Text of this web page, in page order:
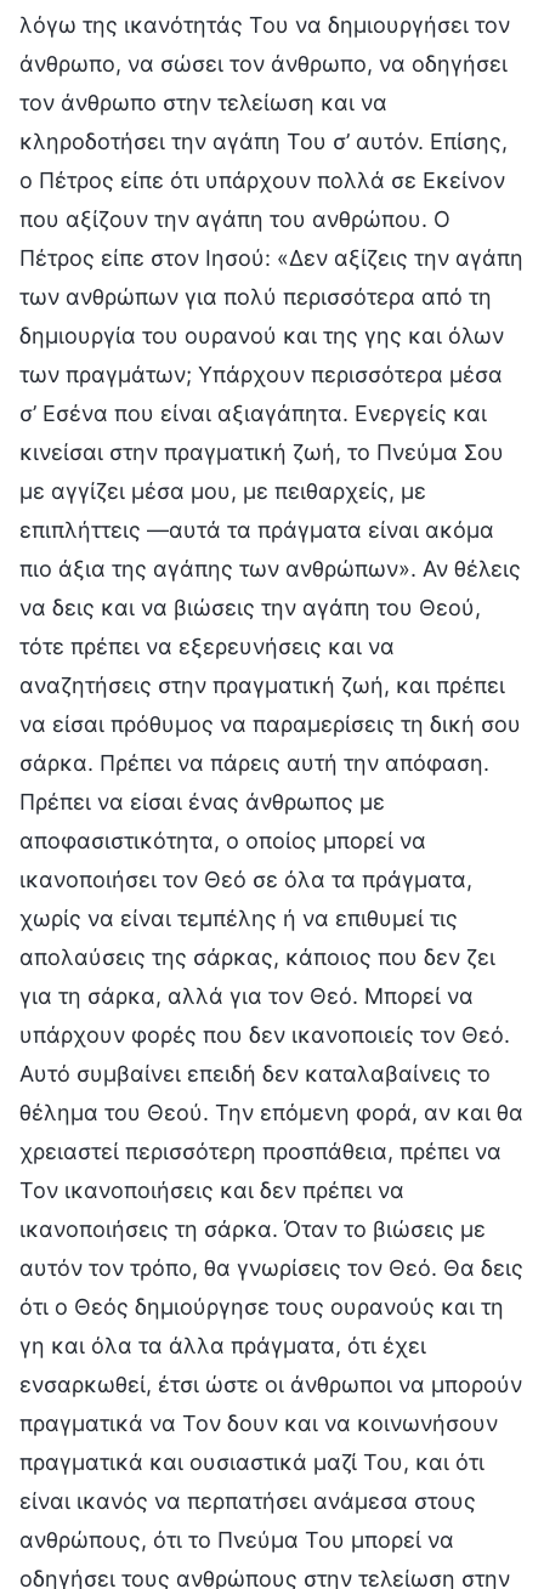
λόγω της ικανότητάς Του να δημιουργήσει τον
άνθρωπο, να σώσει τον άνθρωπο, να οδηγήσει
τον άνθρωπο στην τελείωση και να
κληροδοτήσει την αγάπη Του σ’ αυτόν. Επίσης,
ο Πέτρος είπε ότι υπάρχουν πολλά σε Εκείνον
που αξίζουν την αγάπη του ανθρώπου. Ο
Πέτρος είπε στον Ιησού: «Δεν αξίζεις την αγάπη
των ανθρώπων για πολύ περισσότερα από τη
δημιουργία του ουρανού και της γης και όλων
των πραγμάτων; Υπάρχουν περισσότερα μέσα
σ’ Εσένα που είναι αξιαγάπητα. Ενεργείς και
κινείσαι στην πραγματική ζωή, το Πνεύμα Σου
με αγγίζει μέσα μου, με πειθαρχείς, με
επιπλήττεις —αυτά τα πράγματα είναι ακόμα
πιο άξια της αγάπης των ανθρώπων». Αν θέλεις
να δεις και να βιώσεις την αγάπη του Θεού,
τότε πρέπει να εξερευνήσεις και να
αναζητήσεις στην πραγματική ζωή, και πρέπει
να είσαι πρόθυμος να παραμερίσεις τη δική σου
σάρκα. Πρέπει να πάρεις αυτή την απόφαση.
Πρέπει να είσαι ένας άνθρωπος με
αποφασιστικότητα, ο οποίος μπορεί να
ικανοποιήσει τον Θεό σε όλα τα πράγματα,
χωρίς να είναι τεμπέλης ή να επιθυμεί τις
απολαύσεις της σάρκας, κάποιος που δεν ζει
για τη σάρκα, αλλά για τον Θεό. Μπορεί να
υπάρχουν φορές που δεν ικανοποιείς τον Θεό.
Αυτό συμβαίνει επειδή δεν καταλαβαίνεις το
θέλημα του Θεού. Την επόμενη φορά, αν και θα
χρειαστεί περισσότερη προσπάθεια, πρέπει να
Τον ικανοποιήσεις και δεν πρέπει να
ικανοποιήσεις τη σάρκα. Όταν το βιώσεις με
αυτόν τον τρόπο, θα γνωρίσεις τον Θεό. Θα δεις
ότι ο Θεός δημιούργησε τους ουρανούς και τη
γη και όλα τα άλλα πράγματα, ότι έχει
ενσαρκωθεί, έτσι ώστε οι άνθρωποι να μπορούν
πραγματικά να Τον δουν και να κοινωνήσουν
πραγματικά και ουσιαστικά μαζί Του, και ότι
είναι ικανός να περπατήσει ανάμεσα στους
ανθρώπους, ότι το Πνεύμα Του μπορεί να
οδηγήσει τους ανθρώπους στην τελείωση στην